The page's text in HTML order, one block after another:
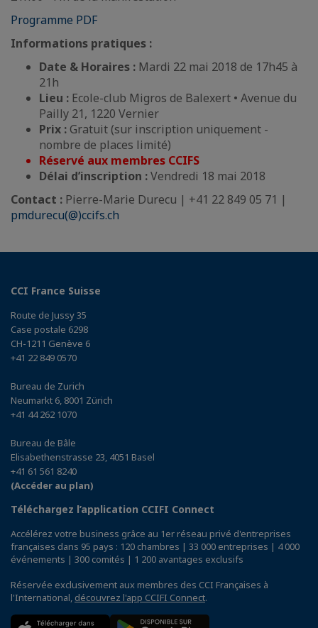
Programme PDF
Informations pratiques :
Date & Horaires : Mardi 22 mai 2018 de 17h45 à
21h
Lieu : Ecole-club Migros de Balexert • Avenue du
Pailly 21, 1220 Vernier
Prix : Gratuit (sur inscription uniquement -
nombre de places limité)
Réservé aux membres CCIFS
Délai d’inscription :Vendredi 18 mai 2018
Contact : Pierre-Marie Durecu | +41 22 849 05 71 |
pmdurecu(@)ccifs.ch
CCI France Suisse
Route de Jussy 35
Case postale 6298
CH-1211 Genève 6
+41 22 849 0570
Bureau de Zurich
Neumarkt 6, 8001 Zürich
+41 44 262 1070
Bureau de Bâle
Elisabethenstrasse 23, 4051 Basel
+41 61 561 8240
(Accéder au plan)
Téléchargez l’application CCIFI Connect
Accélérez votre business grâce au 1er réseau privé d'entreprises
françaises dans 95 pays : 120 chambres | 33 000 entreprises | 4 000
événements | 300 comités | 1 200 avantages exclusifs
Réservée exclusivement aux membres des CCI Françaises à
l'International, découvrez l'app CCIFI Connect.